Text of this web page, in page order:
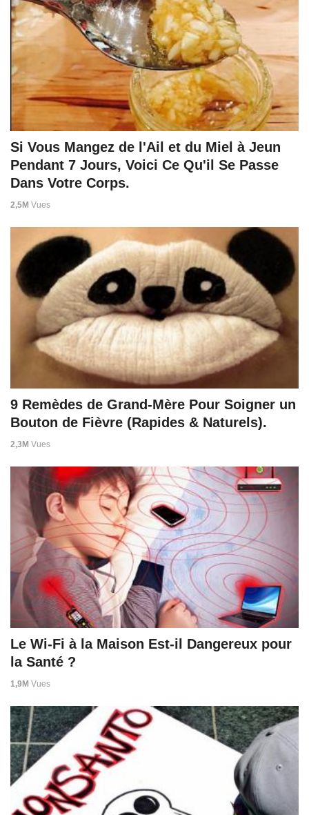
Si Vous Mangez de l'Ail et du Miel à Jeun
Pendant 7 Jours, Voici Ce Qu'il Se Passe
Dans Votre Corps.
2,5M Vues
9 Remèdes de Grand-Mère Pour Soigner un
Bouton de Fièvre (Rapides & Naturels).
2,3M Vues
Le Wi-Fi à la Maison Est-il Dangereux pour
la Santé ?
1,9M Vues